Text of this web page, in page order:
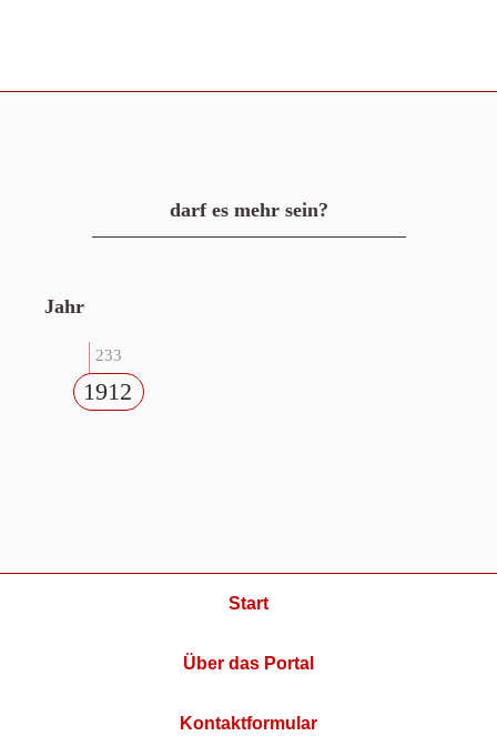
darf es mehr sein?
Jahr
233
1912
Start
Über das Portal
Kontaktformular